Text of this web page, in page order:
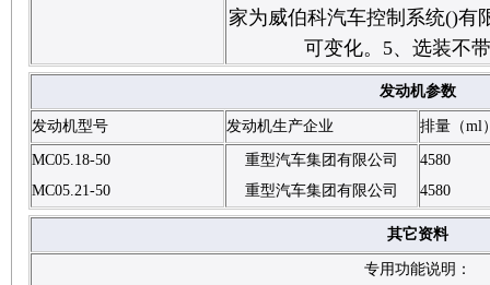
家为威伯科汽车控制系统()有
可变化。5、选装不
发动机参数
发动机型号 发动机生产企业 排量（ml
MC05.18-50
MC05.21-50
重型汽车集团有限公司
重型汽车集团有限公司
4580
4580
其它资料
专用功能说明：